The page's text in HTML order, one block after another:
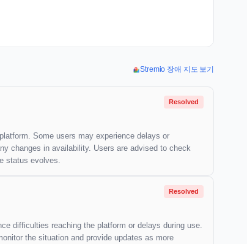
Stremio 장애 지도 보기
Resolved
Some users may experience delays or
changes in availability. Users are advised to check
status evolves.
Resolved
difficulties reaching the platform or delays during use.
the situation and provide updates as more